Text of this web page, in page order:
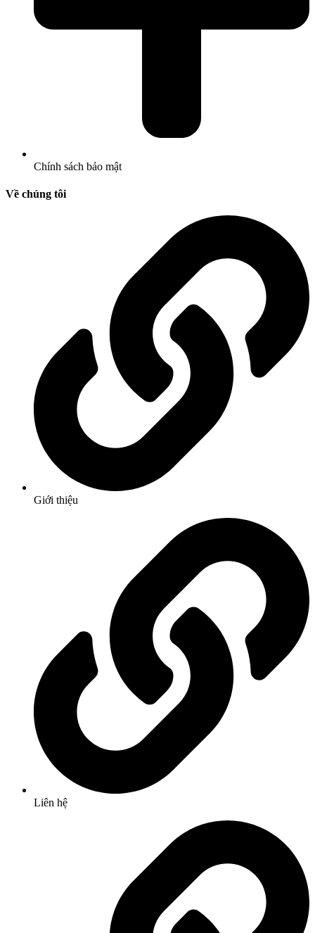
Chính sách bảo mật
Về chúng tôi
Giới thiệu
Liên hệ